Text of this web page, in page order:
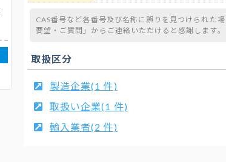
CAS番号など各番号及び名称に誤りを見つけられた
要望・ご質問」からご連絡いただけると感謝します。
取扱区分
製造企業(1 件)
取扱い企業(1 件)
輸入業者(2 件)